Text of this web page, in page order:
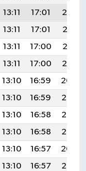
13:11 17:01
20:14
13:11 17:01
20:13
13:11 17:00
20:12
13:11 17:00
20:10
13:10 16:59
20:09
13:10 16:59
20:08
13:10 16:58
20:07
13:10 16:58
20:05
13:10 16:57
20:04
13:10 16:57
20:03